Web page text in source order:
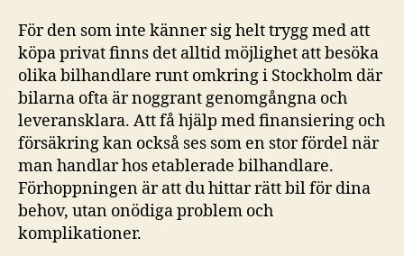
För den som inte känner sig helt trygg med att
köpa privat finns det alltid möjlighet att besöka
olika bilhandlare runt omkring i Stockholm där
bilarna ofta är noggrant genomgångna och
leveransklara. Att få hjälp med finansiering och
försäkring kan också ses som en stor fördel när
man handlar hos etablerade bilhandlare.
Förhoppningen är att du hittar rätt bil för dina
behov, utan onödiga problem och
komplikationer.